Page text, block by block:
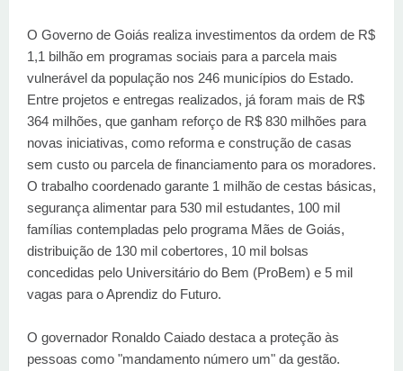
O Governo de Goiás realiza investimentos da ordem de R$
1,1 bilhão em programas sociais para a parcela mais
vulnerável da população nos 246 municípios do Estado.
Entre projetos e entregas realizados, já foram mais de R$
364 milhões, que ganham reforço de R$ 830 milhões para
novas iniciativas, como reforma e construção de casas
sem custo ou parcela de financiamento para os moradores.
O trabalho coordenado garante 1 milhão de cestas básicas,
segurança alimentar para 530 mil estudantes, 100 mil
famílias contempladas pelo programa Mães de Goiás,
distribuição de 130 mil cobertores, 10 mil bolsas
concedidas pelo Universitário do Bem (ProBem) e 5 mil
vagas para o Aprendiz do Futuro.
O governador Ronaldo Caiado destaca a proteção às
pessoas como "mandamento número um" da gestão.